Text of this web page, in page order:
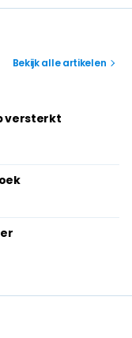
Bekijk alle artikelen
versterkt